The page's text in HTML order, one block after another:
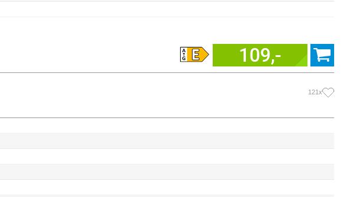
109,-
121x